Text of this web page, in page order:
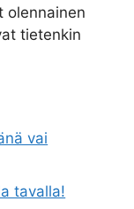
olennainen
tietenkin
vai
tavalla!